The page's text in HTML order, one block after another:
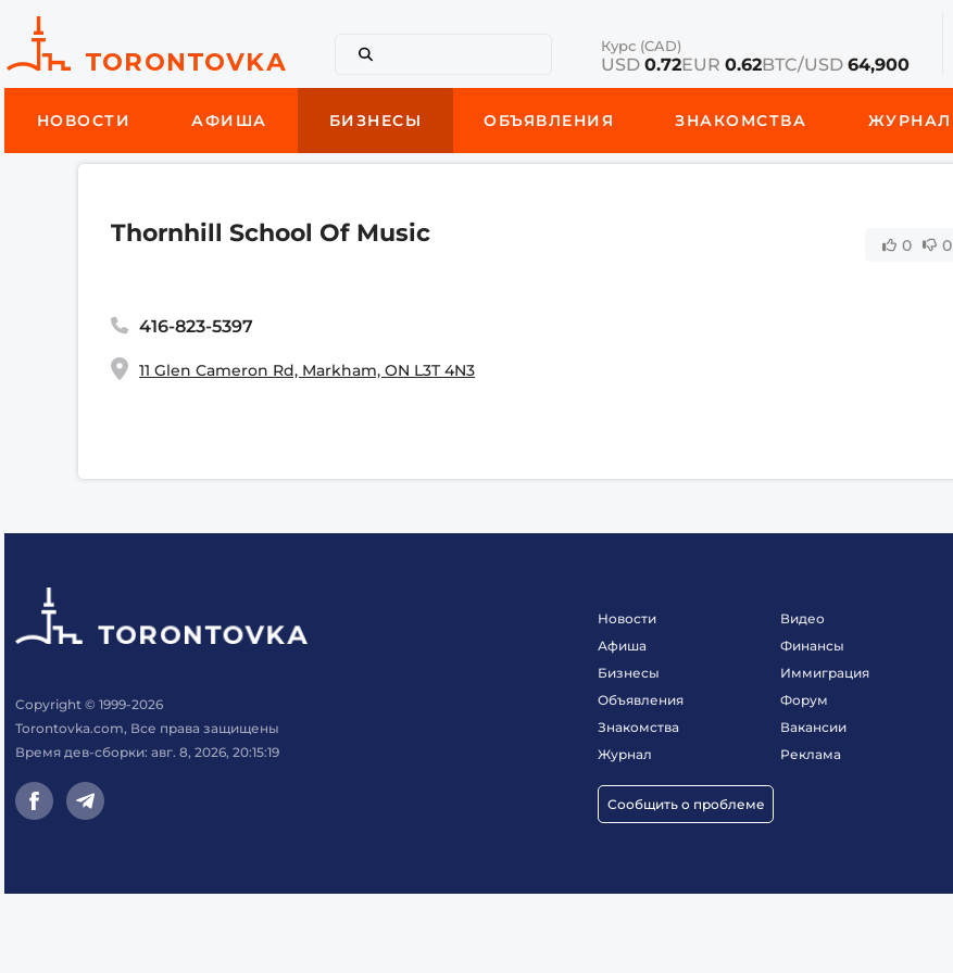
Курс (CAD)
USD 0.72EUR 0.62BTC/USD 64,900
НОВОСТИ АФИША БИЗНЕСЫ ОБЪЯВЛЕНИЯ ЗНАКОМСТВА ЖУРНАЛ
Thornhill School Of Music 0 0
416-823-5397
11 Glen Cameron Rd, Markham, ON L3T 4N3
Copyright © 1999-2026
Torontovka.com, Все права защищены
Время дев-сборки: авг. 8, 2026, 20:15:19
Новости
Афиша
Бизнесы
Объявления
Знакомства
Журнал
Сообщить о проблеме
Видео
Финансы
Иммиграция
Форум
Вакансии
Реклама